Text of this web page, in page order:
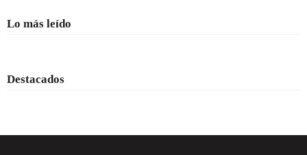
Lo más leído
Destacados